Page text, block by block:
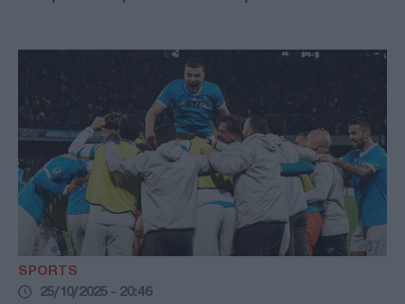
SPORTS
25/10/2025 - 20:46